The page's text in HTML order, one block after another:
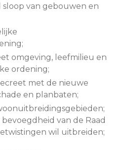
van gebouwen en
omgeving, leefmilieu en
ordening;
met de nieuwe
en planbaten;
van de Raad
wil uitbreiden;